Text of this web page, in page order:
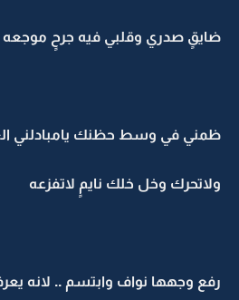
ضايقٍ صدري وقلبي فيه جرحٍ موجعه
ظمني في وسط حظنك يامبادلني
ولاتحرك وخل خلك نايمٍ لاتفزعه
رفع وجهها نواف وابتسم .. لانه